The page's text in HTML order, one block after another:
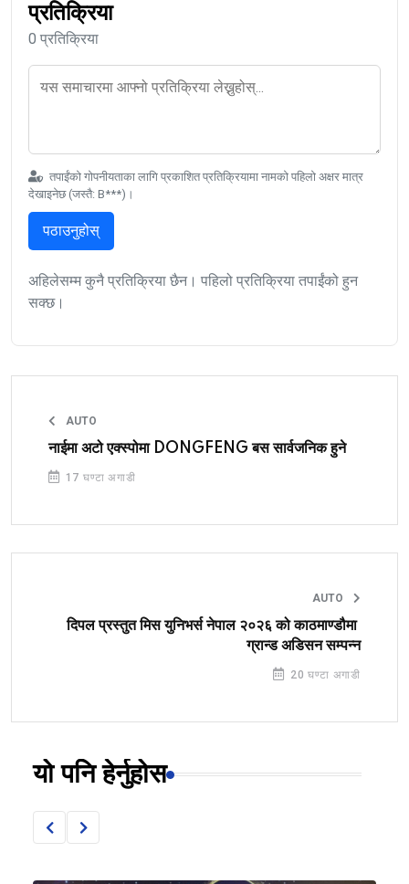
प्रतिक्रिया
0 प्रतिक्रिया
तपाईंको गोपनीयताका लागि प्रकाशित प्रतिक्रियामा नामको पहिलो अक्षर मात्र
देखाइनेछ (जस्तै: B***)।
पठाउनुहोस्
अहिलेसम्म कुनै प्रतिक्रिया छैन। पहिलो प्रतिक्रिया तपाईंको हुन
सक्छ।
AUTO
नाईमा अटो एक्स्पोमा DONGFENG बस सार्वजनिक हुने
17 घण्टा अगाडी
AUTO
दिपल प्रस्तुत मिस युनिभर्स नेपाल २०२६ को काठमाण्डौमा
ग्रान्ड अडिसन सम्पन्न
20 घण्टा अगाडी
यो पनि हेर्नुहोस